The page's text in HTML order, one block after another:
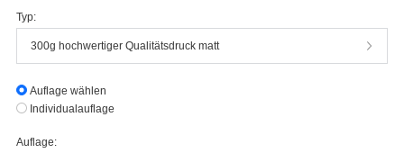
Typ:
300g hochwertiger Qualitätsdruck matt
Auflage wählen
Individualauflage
Auflage: